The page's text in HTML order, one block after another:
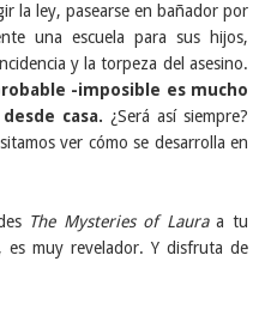
la ley, pasearse en bañador por
una escuela para sus hijos,
y la torpeza del asesino.
-imposible es mucho
casa. ¿Será así siempre?
ver cómo se desarrolla en
The Mysteries of Lauraa tu
es muy revelador. Y disfruta de